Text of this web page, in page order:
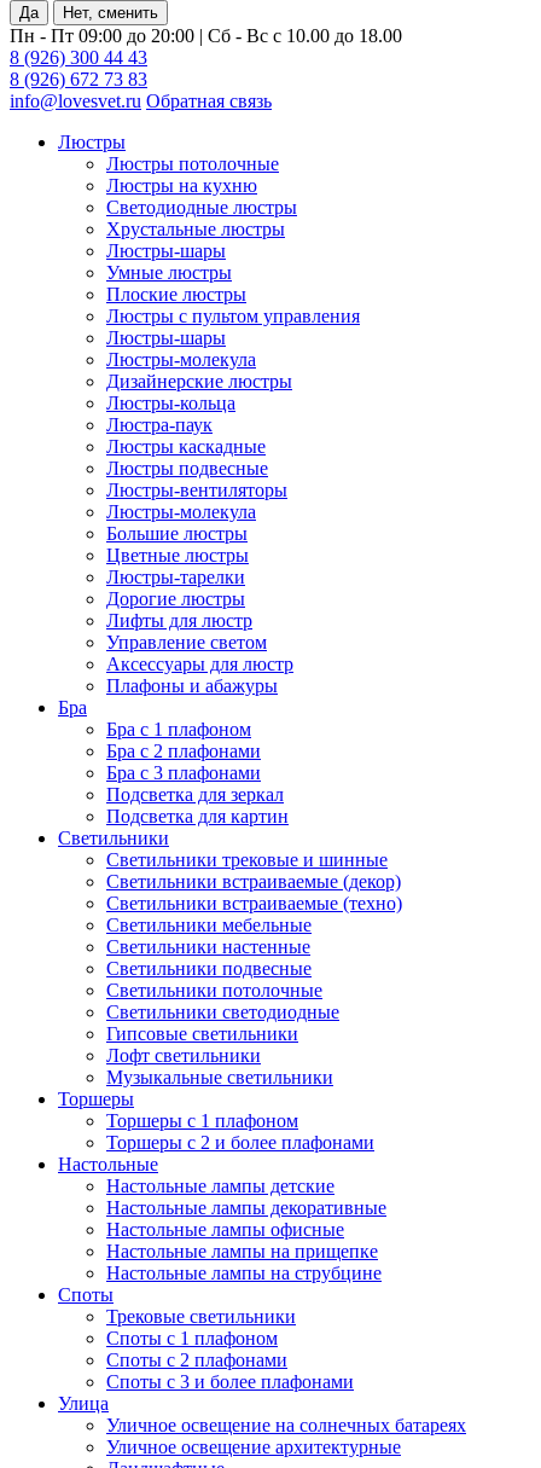
Да Нет, сменить
Пн - Пт 09:00 до 20:00 | Сб - Вс с 10.00 до 18.00
8 (926) 300 44 43
8 (926) 672 73 83
info@lovesvet.ru Обратная связь
Люстры
Люстры потолочные
Люстры на кухню
Светодиодные люстры
Хрустальные люстры
Люстры-шары
Умные люстры
Плоские люстры
Люстры с пультом управления
Люстры-шары
Люстры-молекула
Дизайнерские люстры
Люстры-кольца
Люстра-паук
Люстры каскадные
Люстры подвесные
Люстры-вентиляторы
Люстры-молекула
Большие люстры
Цветные люстры
Люстры-тарелки
Дорогие люстры
Лифты для люстр
Управление светом
Аксессуары для люстр
Плафоны и абажуры
Бра
Бра с 1 плафоном
Бра с 2 плафонами
Бра с 3 плафонами
Подсветка для зеркал
Подсветка для картин
Светильники
Светильники трековые и шинные
Светильники встраиваемые (декор)
Светильники встраиваемые (техно)
Светильники мебельные
Светильники настенные
Светильники подвесные
Светильники потолочные
Светильники светодиодные
Гипсовые светильники
Лофт светильники
Музыкальные светильники
Торшеры
Торшеры с 1 плафоном
Торшеры с 2 и более плафонами
Настольные
Настольные лампы детские
Настольные лампы декоративные
Настольные лампы офисные
Настольные лампы на прищепке
Настольные лампы на струбцине
Споты
Трековые светильники
Споты с 1 плафоном
Споты с 2 плафонами
Споты с 3 и более плафонами
Улица
Уличное освещение на солнечных батареях
Уличное освещение архитектурные